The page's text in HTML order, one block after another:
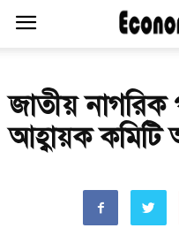
জাতীয় নাগরিক
আহ্বায়ক